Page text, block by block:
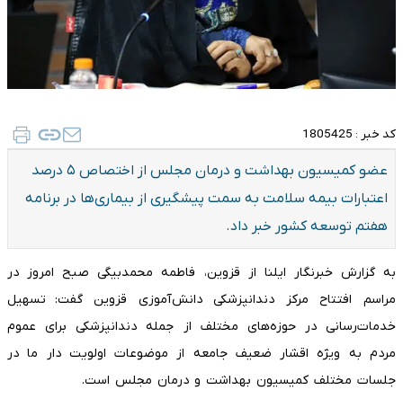
کد خبر : 1805425
عضو کمیسیون بهداشت و درمان مجلس از اختصاص ۵ درصد
اعتبارات بیمه سلامت به سمت پیشگیری از بیماری‌ها در برنامه
هفتم توسعه کشور خبر داد.
به گزارش خبرنگار ایلنا از قزوین، فاطمه محمدبیگی صبح امروز در
مراسم افتتاح مرکز دندانپزشکی دانش‌آموزی قزوین گفت: تسهیل
خدمات‌رسانی در حوزه‌های مختلف از جمله دندانپزشکی برای عموم
مردم به ویژه اقشار ضعیف جامعه از موضوعات اولویت دار ما در
جلسات مختلف کمیسیون بهداشت و درمان مجلس است.